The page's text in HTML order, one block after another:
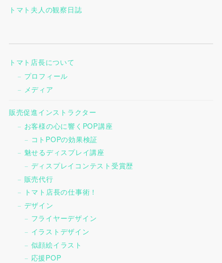
トマト夫人の観察日誌
トマト店長について
プロフィール
メディア
販売促進インストラクター
お客様の心に響くPOP講座
コトPOPの効果検証
魅せるディスプレイ講座
ディスプレイコンテスト受賞歴
販売代行
トマト店長の仕事術！
デザイン
フライヤーデザイン
イラストデザイン
似顔絵イラスト
応援POP